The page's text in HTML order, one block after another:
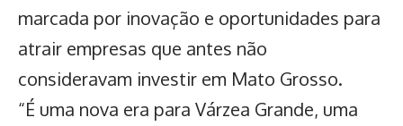
marcada por inovação e oportunidades para
atrair empresas que antes não
consideravam investir em Mato Grosso.
“É uma nova era para Várzea Grande, uma